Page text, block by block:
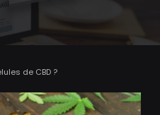
de CBD ?